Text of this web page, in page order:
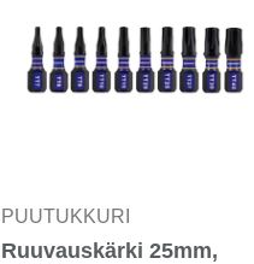
PUUTUKKURI
Ruuvauskärki 25mm,